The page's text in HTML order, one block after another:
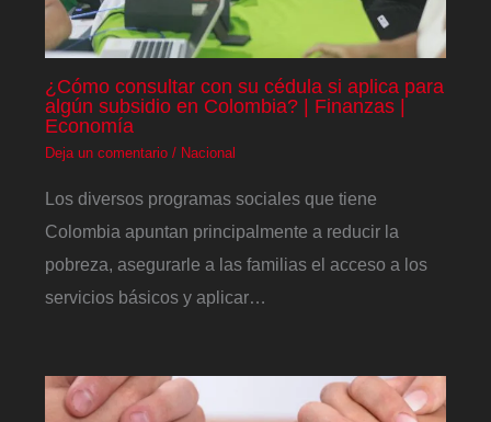
¿Cómo consultar con su cédula si aplica para
algún subsidio en Colombia? | Finanzas |
Economía
Deja un comentario / Nacional
Los diversos programas sociales que tiene
Colombia apuntan principalmente a reducir la
pobreza, asegurarle a las familias el acceso a los
servicios básicos y aplicar…